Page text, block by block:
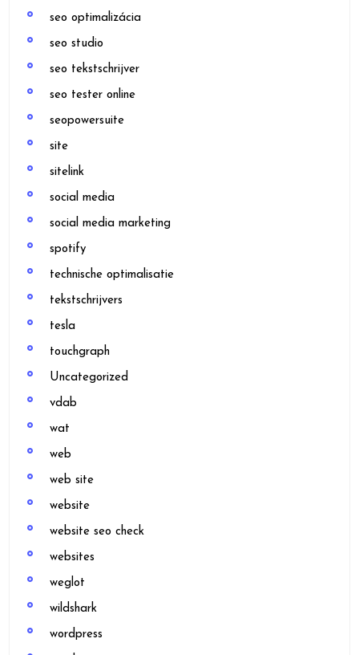
seo optimalizácia
seo studio
seo tekstschrijver
seo tester online
seopowersuite
site
sitelink
social media
social media marketing
spotify
technische optimalisatie
tekstschrijvers
tesla
touchgraph
Uncategorized
vdab
wat
web
web site
website
website seo check
websites
weglot
wildshark
wordpress